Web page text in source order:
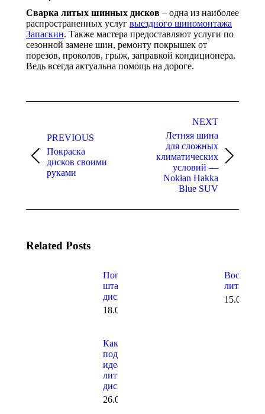
Сварка литых шинных дисков – одна из наиболее
распространенных услуг выездного шиномонтажа
Запаскин. Также мастера предоставляют услуги по
сезонной замене шин, ремонту покрышек от
порезов, проколов, грыж, заправкой кондиционера.
Ведь всегда актуальна помощь на дороге.
PREVIOUS
Previous
post:
Покраска
дисков своими
руками
NEXT
Next
Летняя шина
для сложных
климатических
условий —
Nokian Hakka
Blue SUV
Related Posts
Популярность
штампованных
дисков
18.09.2020
литых
Как
подобрать
идеальные
литые
диски?
26.05.2020